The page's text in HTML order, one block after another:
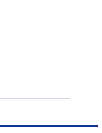
Evitar Falhas em